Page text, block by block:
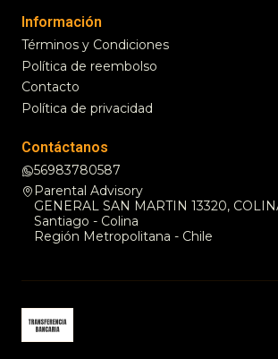
Información
Términos y Condiciones
Política de reembolso
Contacto
Política de privacidad
Contáctanos
56983780587
Parental Advisory
GENERAL SAN MARTIN 13320,
Santiago - Colina
Región Metropolitana - Chile